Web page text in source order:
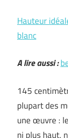
Hauteur
blanc
A lire aussi :
145
plupart des
une œuvre :
ni plus haut,